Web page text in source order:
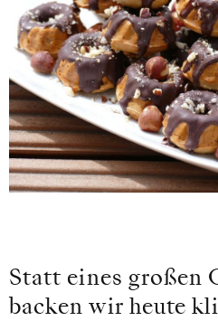
Statt eines großen
backen wir heute